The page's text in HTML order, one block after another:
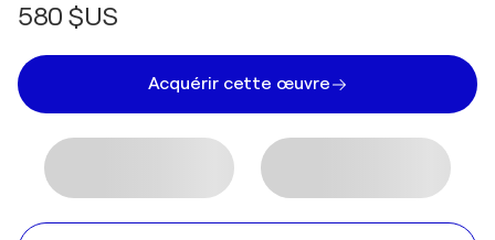
580 $US
Acquérir cette œuvre